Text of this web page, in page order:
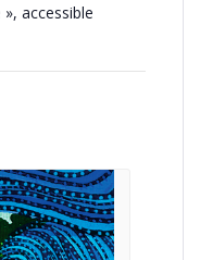
accessible